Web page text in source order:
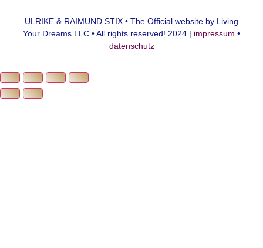
ULRIKE & RAIMUND STIX • The Official website by Living
Your Dreams LLC • All rights reserved! 2024 | impressum •
datenschutz